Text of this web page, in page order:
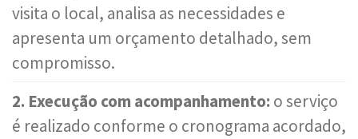
visita o local, analisa as necessidades e
apresenta um orçamento detalhado, sem
compromisso.
2. Execução com acompanhamento: o serviço
é realizado conforme o cronograma acordado,